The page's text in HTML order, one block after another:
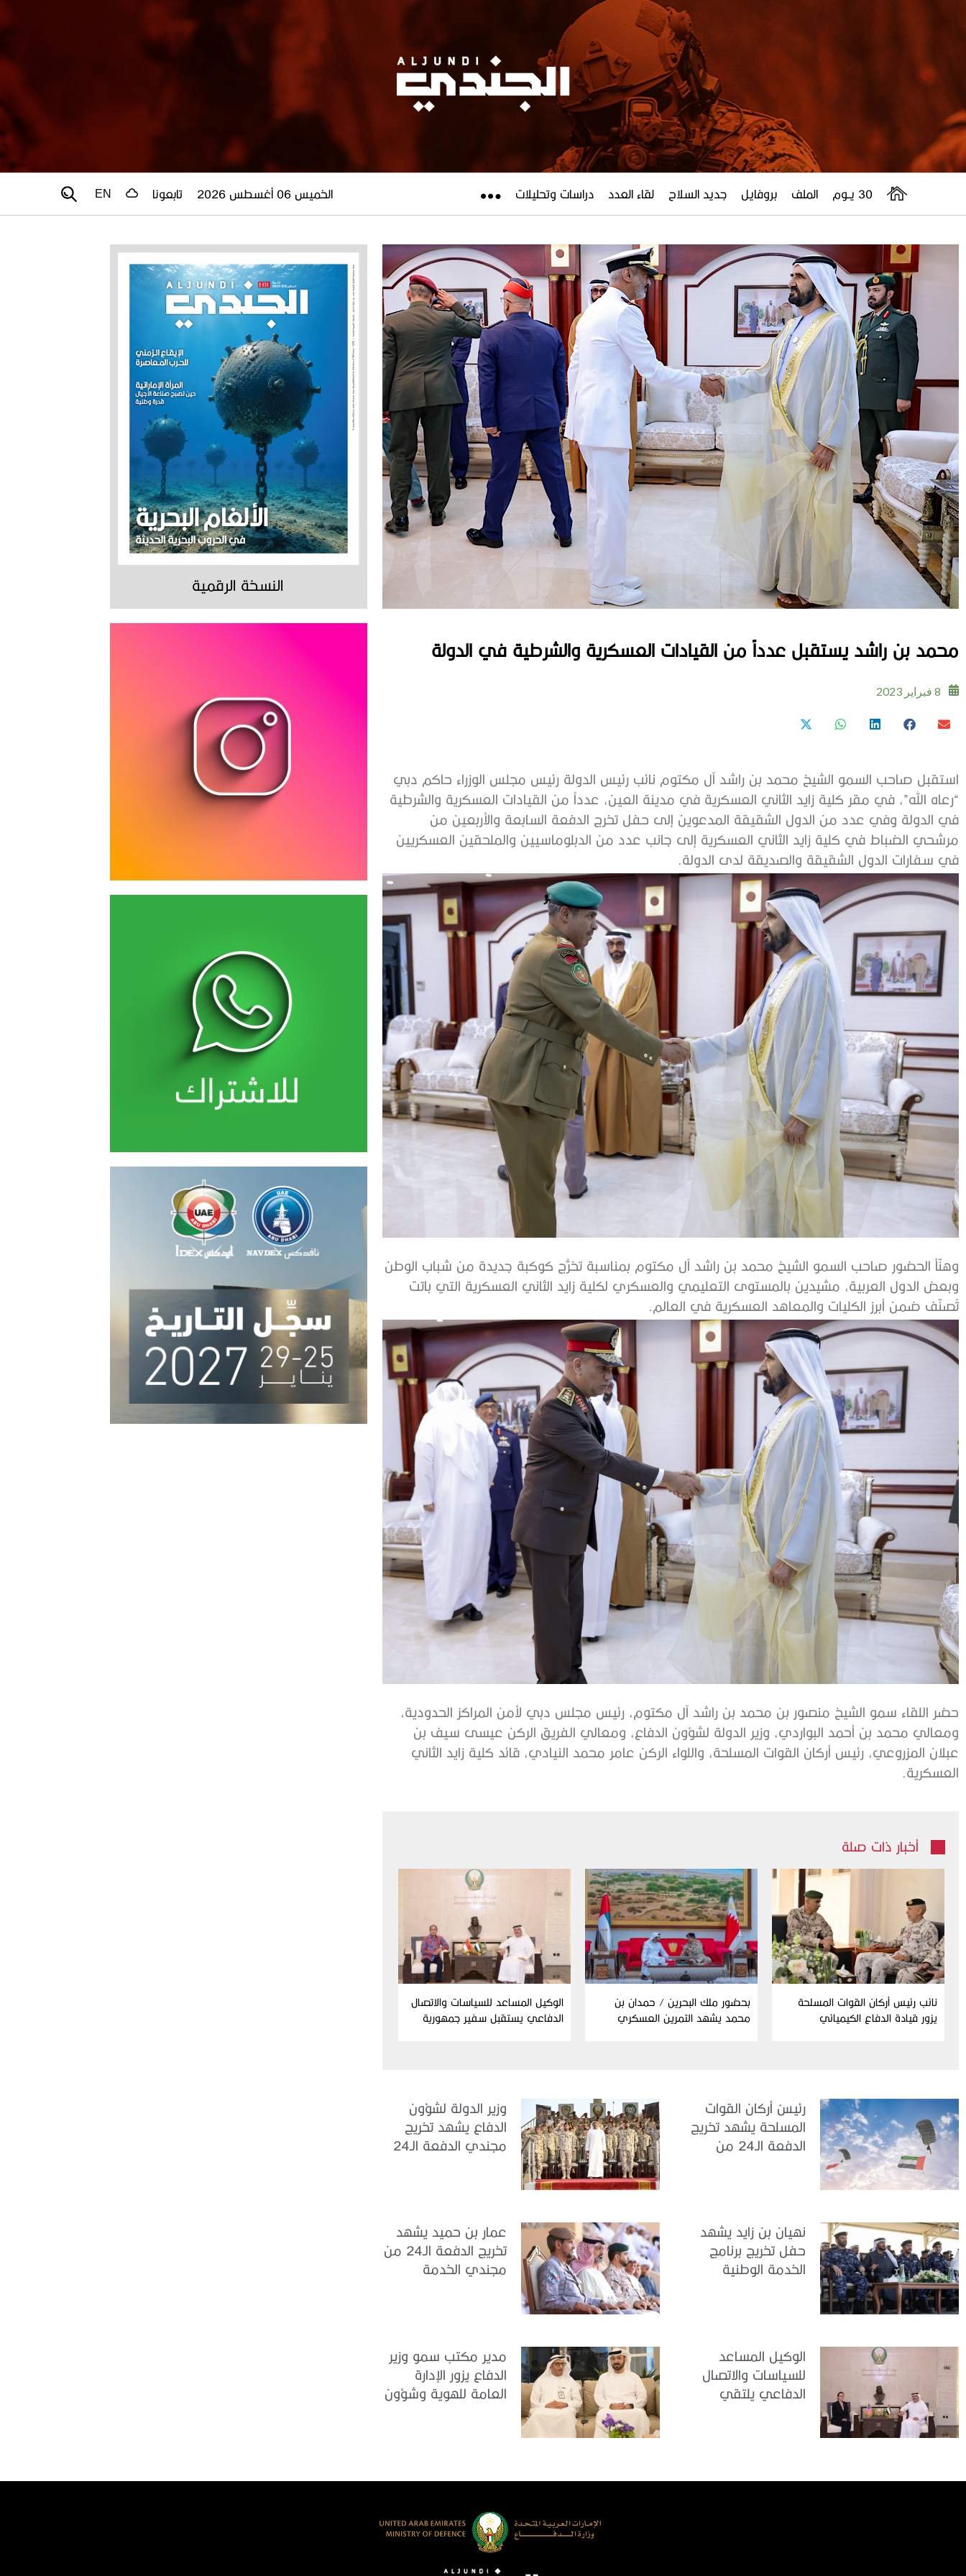
30 يــوم الملف بروفايل جديد السلاح لقاء العدد دراسات وتحليلات الخميس 06 أغسطس 2026 تابعونا EN
محمد بن راشد يستقبل عدداً من القيادات العسكرية والشرطية في الدولة
8 فبراير 2023
استقبل صاحب السمو الشيخ محمد بن راشد آل مكتوم نائب رئيس الدولة رئيس مجلس الوزراء حاكم دبي
“رعاه الله”، في مقر كلية زايد الثاني العسكرية في مدينة العين، عدداً من القيادات العسكرية والشرطية
في الدولة وفي عدد من الدول الشقيقة المدعوين إلى حفل تخرج الدفعة السابعة والأربعين من
مرشحي الضباط في كلية زايد الثاني العسكرية إلى جانب عدد من الدبلوماسيين والملحقين العسكريين
في سفارات الدول الشقيقة والصديقة لدى الدولة.
وهنّأ الحضور صاحب السمو الشيخ محمد بن راشد آل مكتوم بمناسبة تخرُّج كوكبة جديدة من شباب الوطن
وبعض الدول العربية، مشيدين بالمستوى التعليمي والعسكري لكلية زايد الثاني العسكرية التي باتت
تُصنّف ضمن أبرز الكليات والمعاهد العسكرية في العالم.
حضر اللقاء سمو الشيخ منصور بن محمد بن راشد آل مكتوم، رئيس مجلس دبي لأمن المراكز الحدودية،
ومعالي محمد بن أحمد البواردي، وزير الدولة لشؤون الدفاع، ومعالي الفريق الركن عيسى سيف بن
عبلان المزروعي، رئيس أركان القوات المسلحة، واللواء الركن عامر محمد النيادي، قائد كلية زايد الثاني
العسكرية.
أخبار ذات صلة
نائب رئيس أركان القوات المسلحة
يزور قيادة الدفاع الكيميائي
بحضور ملك البحرين / حمدان بن
محمد يشهد التمرين العسكري
الوكيل المساعد للسياسات والاتصال
الدفاعي يستقبل سفير جمهورية
رئيسُ أركان القوات
المسلحة يشهد تخريج
الدفعة الـ24 من
وزير الدولة لشؤون
الدفاع يشهد تخريج
مجندي الدفعة الـ24
نهيان بن زايد يشهد
حفل تخريج برنامج
الخدمة الوطنية
عمار بن حميد يشهد
تخريج الدفعة الـ24 من
مجندي الخدمة
الوكيل المساعد
للسياسات والاتصال
الدفاعي يلتقي
مدير مكتب سمو وزير
الدفاع يزور الإدارة
العامة للهوية وشؤون
النسخة الرقمية